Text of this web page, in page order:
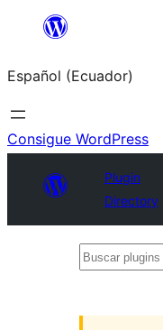
Saltar
contenido
Español (Ecuador)
Consigue WordPress
Plugin
Directory
Buscar